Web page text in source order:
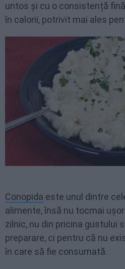
untos și cu o consistență
în calorii, potrivit mai ales
Conopida este unul dintre
alimente, însă nu tocmai
zilnic, nu din pricina gustului
preparare, ci pentru că nu
în care să fie consumată.